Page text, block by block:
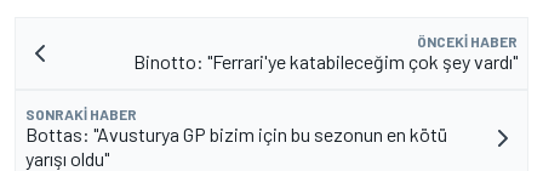
ÖNCEKI HABER
Binotto: "Ferrari'ye katabileceğim çok şey vardı"
SONRAKI HABER
Bottas: "Avusturya GP bizim için bu sezonun en kötü
yarışı oldu"